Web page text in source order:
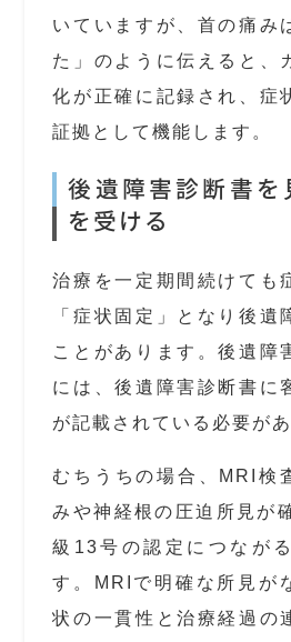
いていますが、首の痛み
た」のように伝えると、
化が正確に記録され、症
証拠として機能します。
後遺障害診断書を
を受ける
治療を一定期間続けても
「症状固定」となり後遺
ことがあります。後遺障
には、後遺障害診断書に
が記載されている必要があ
むちうちの場合、MRI検
みや神経根の圧迫所見が
級13号の認定につなが
す。MRIで明確な所見が
状の一貫性と治療経過の